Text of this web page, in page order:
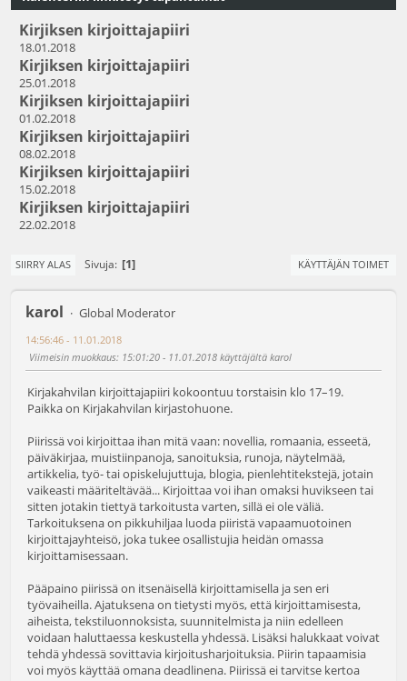
Kirjiksen kirjoittajapiiri
18.01.2018
Kirjiksen kirjoittajapiiri
25.01.2018
Kirjiksen kirjoittajapiiri
01.02.2018
Kirjiksen kirjoittajapiiri
08.02.2018
Kirjiksen kirjoittajapiiri
15.02.2018
Kirjiksen kirjoittajapiiri
22.02.2018
SIIRRY ALAS Sivuja 1 KÄYTTÄJÄN TOIMET
karol Global Moderator
14:56:46 - 11.01.2018
Viimeisin muokkaus: 15:01:20 - 11.01.2018 käyttäjältä karol
Kirjakahvilan kirjoittajapiiri kokoontuu torstaisin klo 17–19.
Paikka on Kirjakahvilan kirjastohuone.
Piirissä voi kirjoittaa ihan mitä vaan: novellia, romaania, esseetä,
päiväkirjaa, muistiinpanoja, sanoituksia, runoja, näytelmää,
artikkelia, työ- tai opiskelujuttuja, blogia, pienlehtitekstejä, jotain
vaikeasti määriteltävää... Kirjoittaa voi ihan omaksi huvikseen tai
sitten jotakin tiettyä tarkoitusta varten, sillä ei ole väliä.
Tarkoituksena on pikkuhiljaa luoda piiristä vapaamuotoinen
kirjoittajayhteisö, joka tukee osallistujia heidän omassa
kirjoittamisessaan.
Pääpaino piirissä on itsenäisellä kirjoittamisella ja sen eri
työvaiheilla. Ajatuksena on tietysti myös, että kirjoittamisesta,
aiheista, tekstiluonnoksista, suunnitelmista ja niin edelleen
voidaan haluttaessa keskustella yhdessä. Lisäksi halukkaat voivat
tehdä yhdessä sovittavia kirjoitusharjoituksia. Piirin tapaamisia
voi myös käyttää omana deadlinena. Piirissä ei tarvitse kertoa